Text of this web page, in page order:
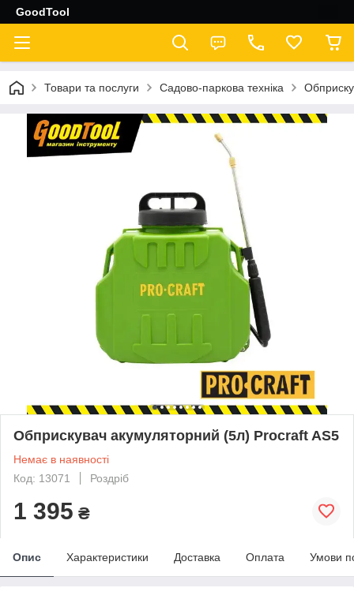
GoodTool
Товари та послуги Садово-паркова техніка
Обприскувач акумуляторний (5л) Procraft AS5
Немає в наявності
Код: 13071
Роздріб
1 395 ₴
Опис Характеристики Доставка Оплата Умови